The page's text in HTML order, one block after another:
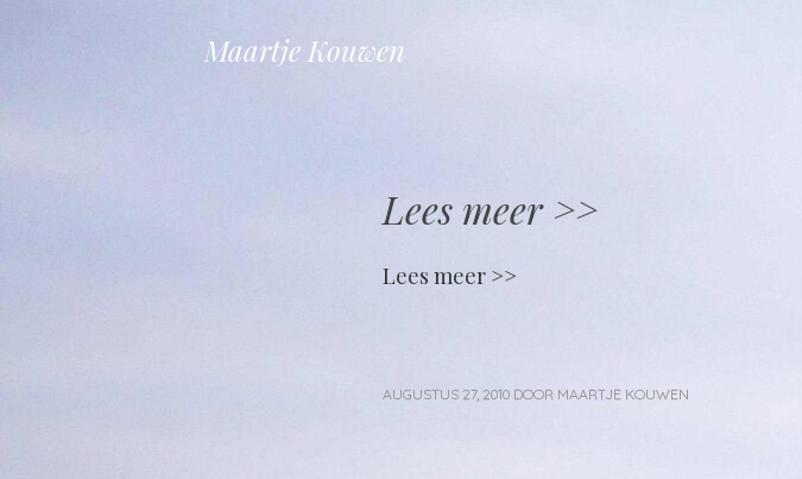
Maartje Kouwen
Lees meer >>
Lees meer >>
AUGUSTUS 27, 2010 DOOR MAARTJE KOUWEN